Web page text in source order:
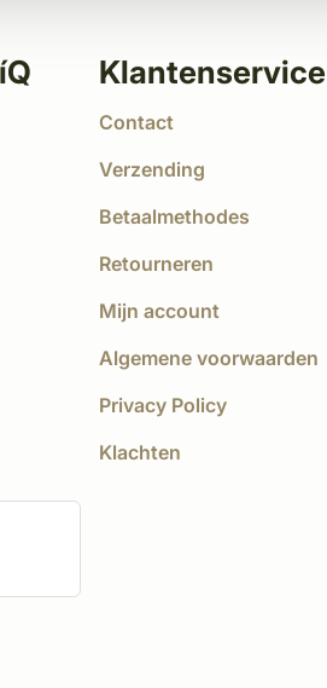
Klantenservice
Contact
Verzending
Betaalmethodes
Retourneren
Mijn account
Algemene voorwaarden
Privacy Policy
Klachten